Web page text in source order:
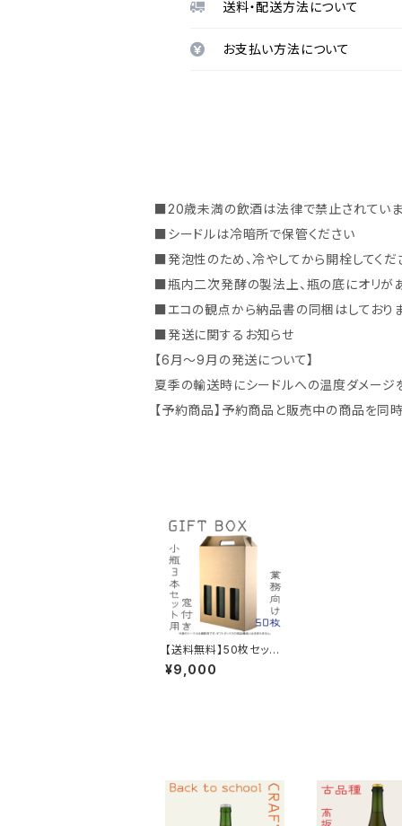
送料・配送方法について
お支払い方法について
■20歳未満の飲酒は法律で禁止されてい
■シードルは冷暗所で保管ください
■発泡性のため、冷やしてから開栓してくだ
■瓶内二次発酵の製法上、瓶の底にオリが
■エコの観点から納品書の同梱はしており
■発送に関するお知らせ
【6月～9月の発送について】
夏季の輸送時にシードルへの温度ダメージ
【予約商品】予約商品と販売中の商品を同
【送料無料】50枚セット：
ギフトボックス（クラフ
ト）窓付き 330ml 小瓶
¥9,000